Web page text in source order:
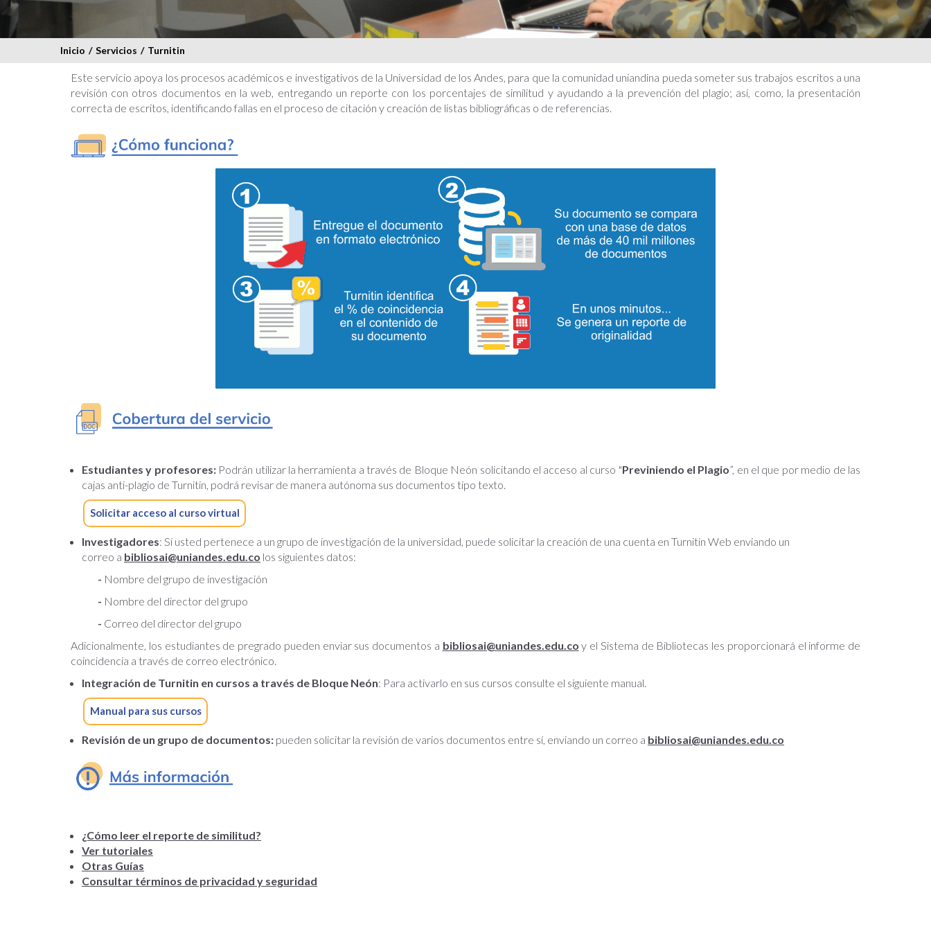
Inicio / Servicios / Turnitin
Este servicio apoya los procesos académicos e investigativos de la Universidad de los Andes, para que la comunidad uniandina pueda someter sus trabajos escritos a una
revisión con otros documentos en la web, entregando un reporte con los porcentajes de similitud y ayudando a la prevención del plagio; así, como, la presentación
correcta de escritos, identificando fallas en el proceso de citación y creación de listas bibliográficas o de referencias.
Estudiantes y profesores:Podrán utilizar la herramienta a través de Bloque Neón solicitando el acceso al curso "Previniendo el Plagio”, en el que por medio de las
cajas anti-plagio de Turnitin, podrá revisar de manera autónoma sus documentos tipo texto.
Solicitar acceso al curso virtual
Investigadores: Sí usted pertenece a un grupo de investigación de la universidad, puede solicitar la creación de una cuenta en Turnitin Web enviando un
correo a bibliosai@uniandes.edu.co los siguientes datos:
- Nombre del grupo de investigación
- Nombre del director del grupo
- Correo del director del grupo
Adicionalmente, los estudiantes de pregrado pueden enviar sus documentos a bibliosai@uniandes.edu.co y el Sistema de Bibliotecas les proporcionará el informe de
coincidencia a través de correo electrónico.
Integración de Turnitin en cursos a través de Bloque Neón: Para activarlo en sus cursos consulte el siguiente manual.
Manual para sus cursos
Revisión de un grupo de documentos: pueden solicitar la revisión de varios documentos entre sí, enviando un correo a bibliosai@uniandes.edu.co
¿Cómo leer el reporte de similitud?
Ver tutoriales
Otras Guías
Consultar términos de privacidad y seguridad